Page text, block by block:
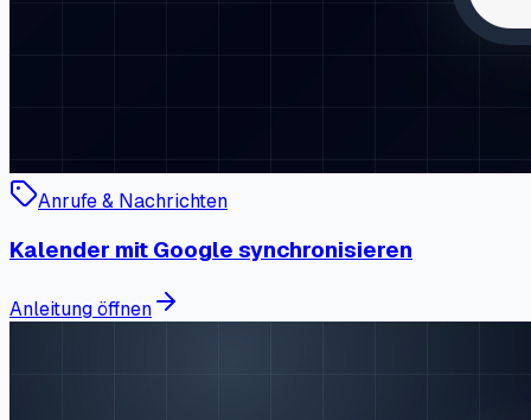
Anrufe & Nachrichten
Kalender mit Google synchronisieren
Anleitung öffnen